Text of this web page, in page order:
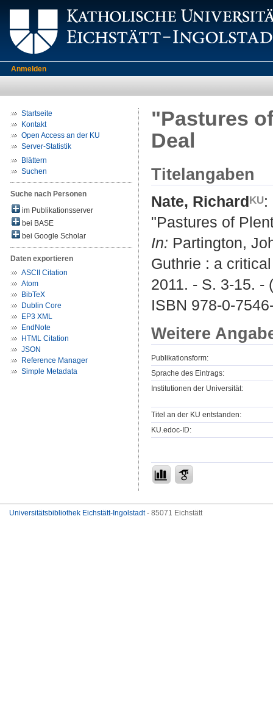
Anmelden
Startseite
Kontakt
Open Access an der KU
Server-Statistik
Blättern
Suchen
Suche nach Personen
im Publikationsserver
bei BASE
bei Google Scholar
Daten exportieren
ASCII Citation
Atom
BibTeX
Dublin Core
EP3 XML
EndNote
HTML Citation
JSON
Reference Manager
Simple Metadata
"Pastures
Deal
Titelangaben
Nate, Richard
:
"Pastures of
In: Partington,
Guthrie : a
2011. - S. 3-15. -
ISBN 978-0-
Weitere
Publikationsform:
Sprache des Eintrags:
Institutionen der Universität:
Titel an der KU entstanden:
KU.edoc-ID:
Universitätsbibliothek Eichstätt-Ingolstadt- 85071 Eichstätt